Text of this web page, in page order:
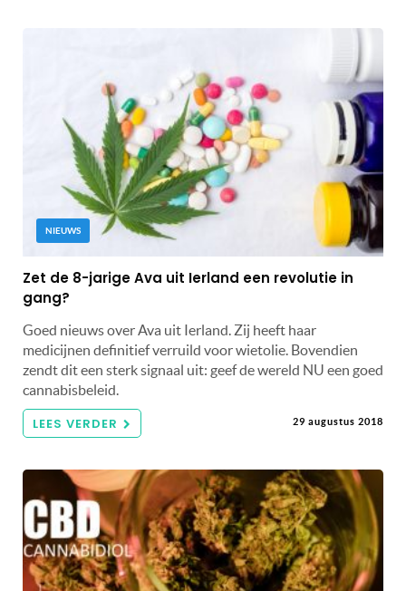
NIEUWS
Zet de 8-jarige Ava uit Ierland een revolutie in
gang?
Goed nieuws over Ava uit Ierland. Zij heeft haar
medicijnen definitief verruild voor wietolie. Bovendien
zendt dit een sterk signaal uit: geef de wereld NU een goed
cannabisbeleid.
LEES VERDER 29 augustus 2018